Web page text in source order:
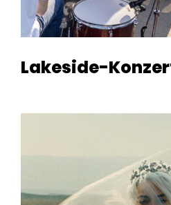
Lakeside-